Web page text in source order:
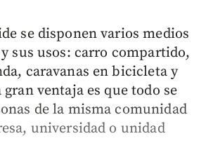
se disponen varios medios
sus usos: carro compartido,
caravanas en bicicleta y
ventaja es que todo se
de la misma comunidad
universidad o unidad